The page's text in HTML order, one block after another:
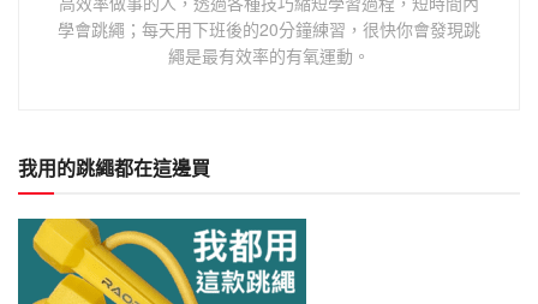
學會跳繩；每天用下班後的20分鐘練習，很快你會發現跳
繩是最有效率的有氧運動。
我用的跳繩都在這邊買